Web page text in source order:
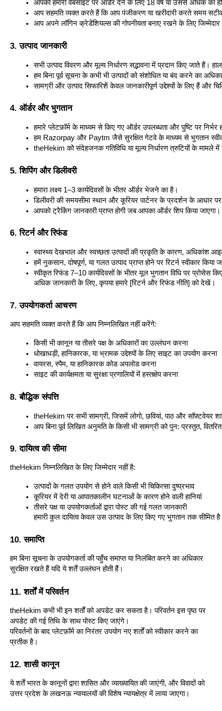
आपको हमारी वेबसाइट पर ऑर्डर देने के लिए 18 वर्ष या उससे अधिक का
आप सहमति व्यक्त करते हैं कि आप पंजीकरण या खरीदारी करते समय
आप अपने लॉगिन क्रेडेंशियल्स की गोपनीयता बनाए रखने के लिए
3. उत्पाद जानकारी
सभी उत्पाद विवरण और मूल्य निर्धारण सद्भावना में प्रदान किए जाते हैं।
हम बिना पूर्व सूचना के कभी भी उत्पादों को संशोधित या बंद करने का
सामग्री और उत्पाद सिफारिशें केवल जानकारीपूर्ण उद्देश्यों के लिए हैं और
4. ऑर्डर और भुगतान
हमारे प्लेटफ़ॉर्म के माध्यम से किए गए ऑर्डर उपलब्धता और पुष्टि पर निर्भर
हम Razorpay और Paytm जैसे सुरक्षित गेटवे के माध्यम से भुगतान
theHekim को संदेहजनक गतिविधि या मूल्य निर्धारण त्रुटियों के मामले
5. शिपिंग और डिलीवरी
हमारा लक्ष्य 1–3 कार्यदिवसों के भीतर ऑर्डर भेजने का है।
डिलीवरी की समयसीमा स्थान और कूरियर पार्टनर के प्रदर्शन के आधार
आपको ट्रैकिंग जानकारी प्राप्त होगी जब आपका ऑर्डर शिप किया जाएगा।
6. रिटर्न और रिफंड
स्वास्थ्य देखभाल और स्वच्छता उत्पादों की प्रकृति के कारण, अधिकांश
हमें नुकसान, दोषपूर्ण, या गलत उत्पाद प्राप्त होने पर रिटर्न स्वीकार
स्वीकृत रिफंड 7–10 कार्यदिवसों के भीतर मूल भुगतान विधि पर प्रोसेस
अधिक जानकारी के लिए, कृपया हमारे [रिटर्न और रिफंड नीति] को देखें।
7. उपयोगकर्ता आचरण
आप सहमति व्यक्त करते हैं कि आप निम्नलिखित नहीं करेंगे:
किसी भी कानून या तीसरे पक्ष के अधिकारों का उल्लंघन करना
धोखाधड़ी, हानिकारक, या भ्रामक उद्देश्यों के लिए साइट का उपयोग करना
वायरस, स्पैम, या हानिकारक कोड अपलोड करना
साइट की कार्यक्षमता या सुरक्षा प्रणालियों में हस्तक्षेप करना
8. बौद्धिक संपत्ति
theHekim पर सभी सामग्री, जिसमें लोगो, छवियां, पाठ और सॉफ़्टवेयर
आप बिना पूर्व लिखित अनुमति के किसी भी सामग्री को पुन: प्रस्तुत,
9. दायित्व की सीमा
theHekim निम्नलिखित के लिए जिम्मेदार नहीं है:
उत्पादों के गलत उपयोग से होने वाले किसी भी चिकित्सा दुष्प्रभाव
कूरियर में देरी या आपातकालीन घटनाओं के कारण होने वाली हानियां
तीसरे पक्ष या उपयोगकर्ताओं द्वारा पोस्ट की गई गलत जानकारी
हमारी कुल दायित्व केवल उस उत्पाद के लिए किए गए भुगतान तक सीमित
10. समाप्ति
हम बिना सूचना के उपयोगकर्ता की पहुँच समाप्त या निलंबित करने का अधिकार
सुरक्षित रखते हैं यदि ये शर्तें उल्लंघन होती हैं।
11. शर्तों में परिवर्तन
theHekim कभी भी इन शर्तों को अपडेट कर सकता है। परिवर्तन इस पृष्ठ पर
अपडेट की गई तिथि के साथ पोस्ट किए जाएंगे।
परिवर्तनों के बाद प्लेटफ़ॉर्म का निरंतर उपयोग नए शर्तों को स्वीकार करने का
प्रतीक है।
12. शासी कानून
ये शर्तें भारत के कानूनों द्वारा शासित और व्याख्यायित की जाएंगी, और विवादों को
उत्तर प्रदेश के लखनऊ न्यायालयों की विशेष न्यायक्षेत्र में लाया जाएगा।